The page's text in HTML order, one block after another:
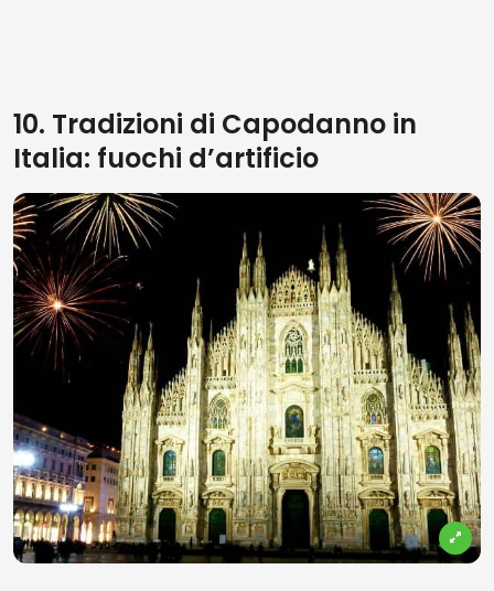
10. Tradizioni di Capodanno in
Italia: fuochi d’artificio